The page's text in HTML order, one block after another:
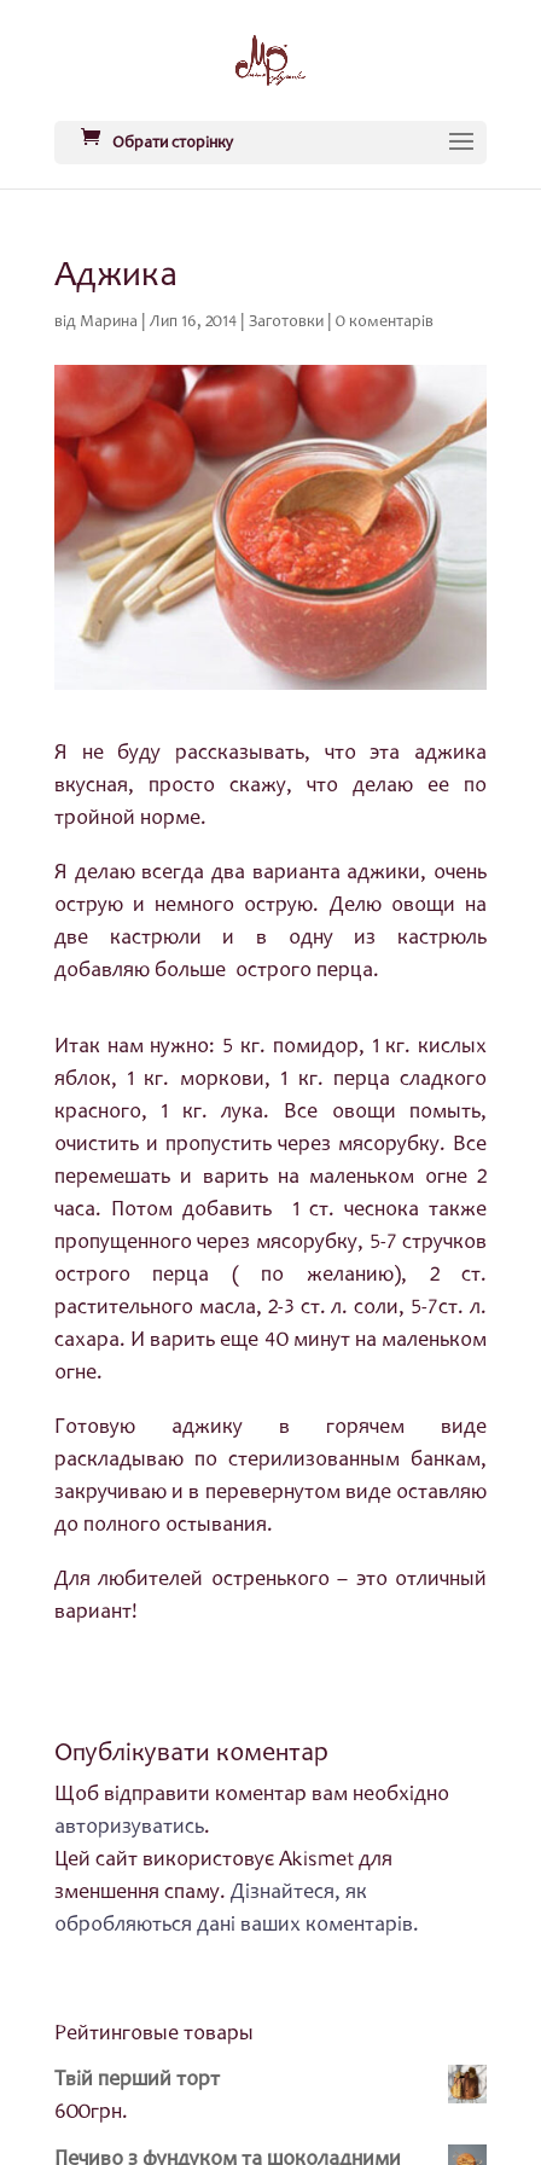
Обрати сторінку
Аджика
від Марина Лип 16, 2014| Заготовки| 0 коментарів
Я не буду рассказывать, что эта аджика
вкусная, просто скажу, что делаю ее по
тройной норме.
Я делаю всегда два варианта аджики, очень
острую и немного острую. Делю овощи на
две кастрюли и в одну из кастрюль
добавляю больше острого перца.
Итак нам нужно: 5 кг. помидор, 1 кг. кислых
яблок, 1 кг. моркови, 1 кг. перца сладкого
красного, 1 кг. лука. Все овощи помыть,
очистить и пропустить через мясорубку. Все
перемешать и варить на маленьком огне 2
часа. Потом добавить 1 ст. чеснока также
пропущенного через мясорубку, 5-7 стручков
острого перца ( по желанию), 2 ст.
растительного масла, 2-3 ст. л. соли, 5-7ст. л.
сахара. И варить еще 40 минут на маленьком
огне.
Готовую аджику в горячем виде
раскладываю по стерилизованным банкам,
закручиваю и в перевернутом виде оставляю
до полного остывания.
Для любителей остренького – это отличный
вариант!
Опублікувати коментар
Щоб відправити коментар вам необхідно
авторизуватись.
Цей сайт використовує Akismet для
зменшення спаму. Дізнайтеся, як
обробляються дані ваших коментарів.
Рейтинговые товары
Твій перший торт
600грн.
Печиво з фундуком та шоколадними